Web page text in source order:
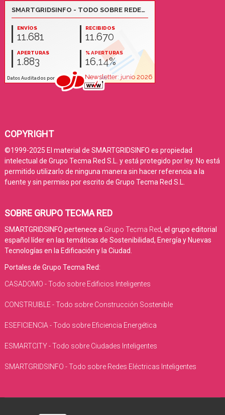
COPYRIGHT
©1999-2025 El material de SMARTGRIDSINFO es propiedad
intelectual de Grupo Tecma Red S.L. y está protegido por ley. No está
permitido utilizarlo de ninguna manera sin hacer referencia a la
fuente y sin permiso por escrito de Grupo Tecma Red S.L.
SOBRE GRUPO TECMA RED
SMARTGRIDSINFO pertenece a Grupo Tecma Red, el grupo editorial
español líder en las temáticas de Sostenibilidad, Energía y Nuevas
Tecnologías en la Edificación y la Ciudad.
Portales de Grupo Tecma Red:
CASADOMO - Todo sobre Edificios Inteligentes
CONSTRUIBLE - Todo sobre Construcción Sostenible
ESEFICIENCIA - Todo sobre Eficiencia Energética
ESMARTCITY - Todo sobre Ciudades Inteligentes
SMARTGRIDSINFO - Todo sobre Redes Eléctricas Inteligentes